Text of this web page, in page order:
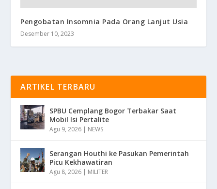
Pengobatan Insomnia Pada Orang Lanjut Usia
Desember 10, 2023
ARTIKEL TERBARU
SPBU Cemplang Bogor Terbakar Saat
Mobil Isi Pertalite
Agu 9, 2026 | NEWS
Serangan Houthi ke Pasukan Pemerintah
Picu Kekhawatiran
Agu 8, 2026 | MILITER